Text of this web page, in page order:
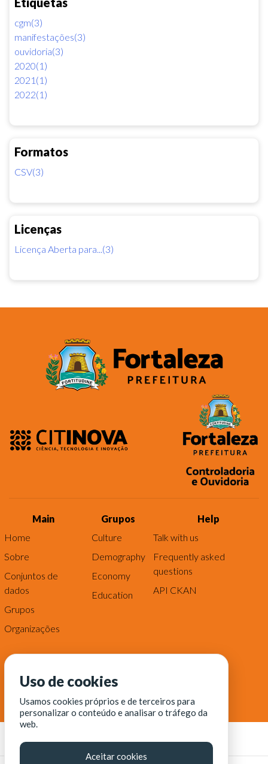
cgm(3)
manifestações(3)
ouvidoria(3)
2020(1)
2021(1)
2022(1)
Formatos
CSV(3)
Licenças
Licença Aberta para...(3)
Main
Home
Sobre
Conjuntos de
dados
Grupos
Organizações
Grupos
Culture
Demography
Economy
Education
Help
Talk with us
Frequently asked
questions
API CKAN
Uso de cookies
Usamos cookies próprios e de terceiros para
personalizar o conteúdo e analisar o tráfego da
web.
Aceitar cookies